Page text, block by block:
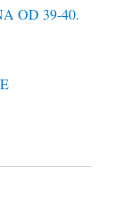
OD 39-40.